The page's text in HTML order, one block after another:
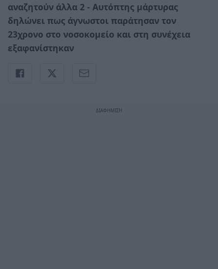
αναζητούν άλλα 2 - Αυτόπτης μάρτυρας
δηλώνει πως άγνωστοι παράτησαν τον
23χρονο στο νοσοκομείο και στη συνέχεια
εξαφανίστηκαν